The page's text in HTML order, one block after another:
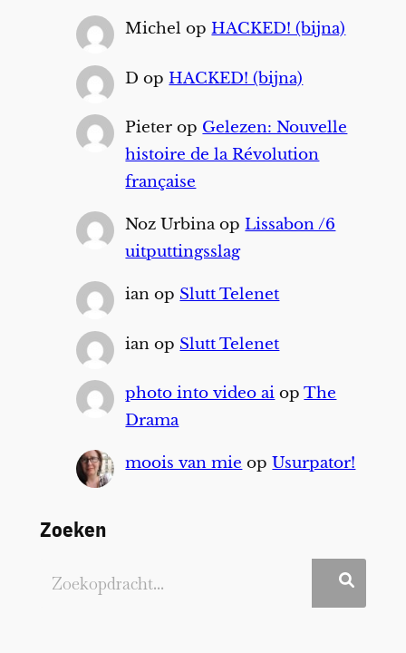
Michel opHACKED! (bijna)
D opHACKED! (bijna)
Pieter op Gelezen: Nouvelle
histoire de la Révolution
française
Noz UrbinaopLissabon /6
uitputtingsslag
ian op Slutt Telenet
ian op Slutt Telenet
photo into video ai opThe
Drama
moois van mie opUsurpator!
Zoeken